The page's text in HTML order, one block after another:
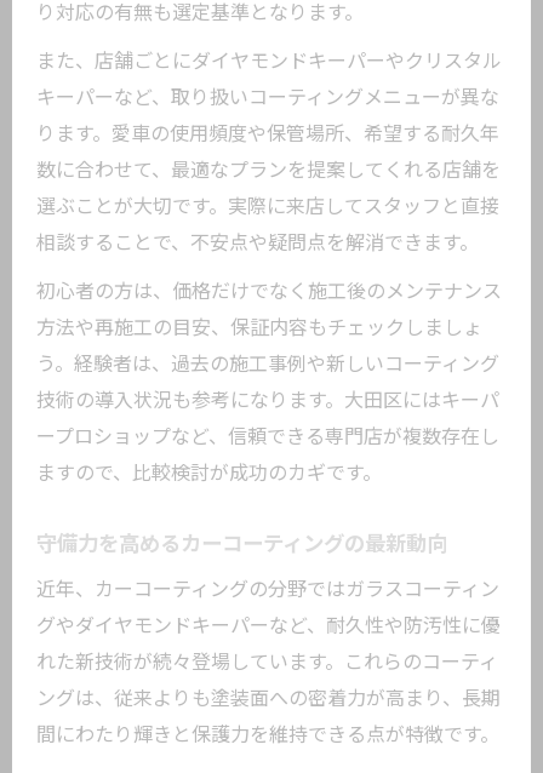
カーコーティングで簡単に美しさをキー
プ
下地処理で差がつくカーコーティングの極意
カーコーティング前の下地処理が重要な
理由
下地処理がもたらす仕上がりの違いを解
説
大田区で実践する下地処理のポイント
下地処理とカーコーティングの相乗効果
愛車の価値を守る下地処理の基本ステッ
プ
実用的メンテナンス術で輝き続ける愛車
ス法
輝きを持続させる日常のお手入れポイン
ト
カーコーティング施工後の再施工タイミ
ング
洗車とコーティングの関係を解説
り対応の有無も選定基準となります。
また、店舗ごとにダイヤモンドキーパーやクリスタル
キーパーなど、取り扱いコーティングメニューが異な
ります。愛車の使用頻度や保管場所、希望する耐久年
数に合わせて、最適なプランを提案してくれる店舗を
選ぶことが大切です。実際に来店してスタッフと直接
相談することで、不安点や疑問点を解消できます。
初心者の方は、価格だけでなく施工後のメンテナンス
方法や再施工の目安、保証内容もチェックしましょ
う。経験者は、過去の施工事例や新しいコーティング
技術の導入状況も参考になります。大田区にはキーパ
ープロショップなど、信頼できる専門店が複数存在し
ますので、比較検討が成功のカギです。
守備力を高めるカーコーティングの最新動向
近年、カーコーティングの分野ではガラスコーティン
グやダイヤモンドキーパーなど、耐久性や防汚性に優
れた新技術が続々登場しています。これらのコーティ
ングは、従来よりも塗装面への密着力が高まり、長期
間にわたり輝きと保護力を維持できる点が特徴です。